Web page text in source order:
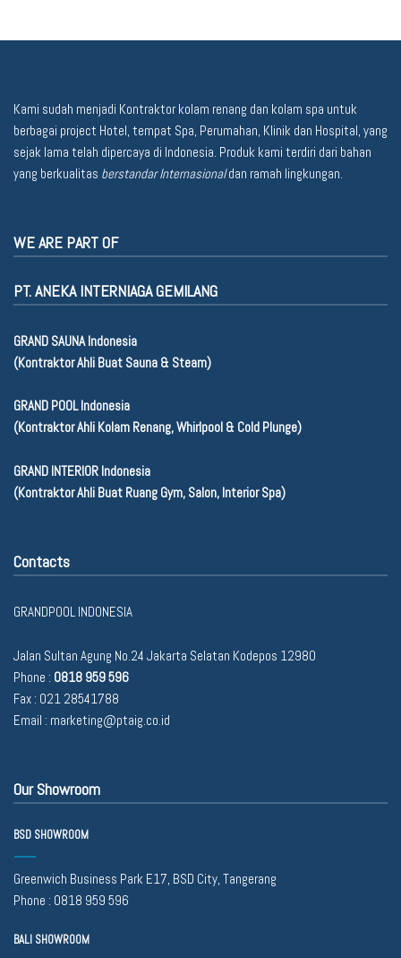
Kami sudah menjadi Kontraktor kolam renang dan kolam spa untuk
berbagai project Hotel, tempat Spa, Perumahan, Klinik dan Hospital, yang
sejak lama telah dipercaya di Indonesia. Produk kami terdiri dari bahan
yang berkualitas berstandar Internasionaldan ramah lingkungan.
WE ARE PART OF
PT. ANEKA INTERNIAGA GEMILANG
GRAND SAUNA Indonesia
(Kontraktor Ahli Buat Sauna & Steam)
GRAND POOL Indonesia
(Kontraktor Ahli Kolam Renang, Whirlpool & Cold Plunge)
GRAND INTERIOR Indonesia
(Kontraktor Ahli Buat Ruang Gym, Salon, Interior Spa)
Contacts
GRANDPOOL INDONESIA
Jalan Sultan Agung No.24 Jakarta Selatan Kodepos 12980
Phone : 0818 959 596
Fax : 021 28541788
Email : marketing@ptaig.co.id
Our Showroom
BSD SHOWROOM
Greenwich Business Park E17, BSD City, Tangerang
Phone : 0818 959 596
BALI SHOWROOM